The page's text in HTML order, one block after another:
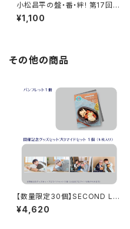
小松昌平の盤・番・絆! 第17回、
第18回 ブロマイド ※ランダム
販売
¥1,100
その他の商品
【数量限定30個】SECOND LIN
E Presents みんなに会いに行
くよ! 第49回 in 静岡 開催記念
¥4,620